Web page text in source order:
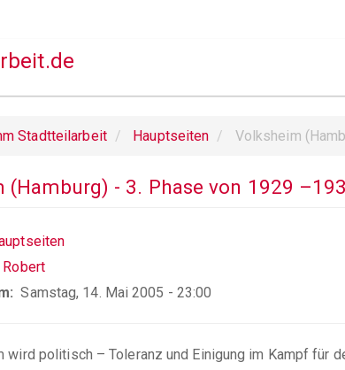
Stadtteilarbeit Hauptseiten Volksheim
(Hamburg) - 3. Phase von 1929
Robert
Samstag, 14. Mai 2005 - 23:00
wird politisch – Toleranz und Einigung im Kampf für